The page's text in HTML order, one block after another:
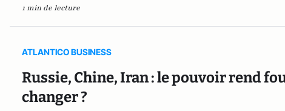
1 min de lecture
ATLANTICO BUSINESS
Russie, Chine, Iran : le pouvoir rend
changer ?